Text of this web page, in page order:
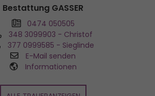
Bestattung GASSER
0474 050505
348 3099903 - Christof
377 0999585 - Sieglinde
E-Mail senden
Informationen